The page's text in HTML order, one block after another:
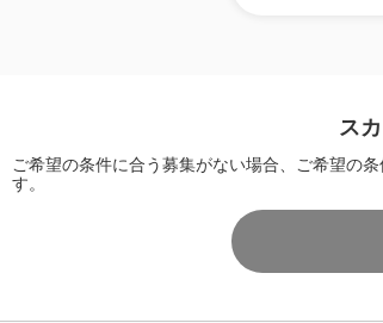
ス
ご希望の条件に合う募集がない場合、ご希望の
す。